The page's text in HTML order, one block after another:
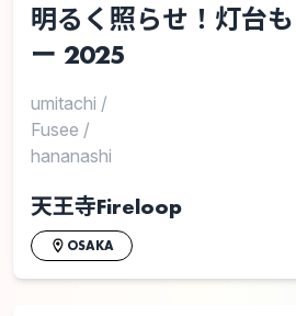
明るく照らせ！灯台
ー 2025
umitachi /
Fusee /
hananashi
天王寺Fireloop
OSAKA